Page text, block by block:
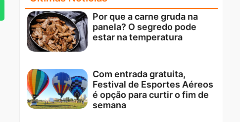
Por que a carne gruda na
panela? O segredo pode
estar na temperatura
Com entrada gratuita,
Festival de Esportes Aéreos
é opção para curtir o fim de
semana